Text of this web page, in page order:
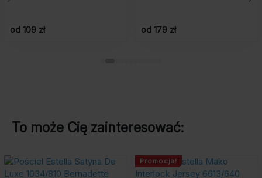
To może Cię zainteresować:
Promocja!